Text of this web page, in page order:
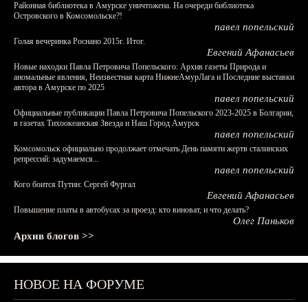
Районная библиотека в Амурске уничтожена. На очереди библиотека
Островского в Комсомольске?!
павел попельский
Голая вечеринка Роснано 2015г. Итог.
Евгений Афанасьев
Новые находки Павла Петровича Попельского: Архив газеты Природа и
аномальные явления, Неизвестная карта НижнеАмурЛага и Последние выставки
автора в Амурске по 2025
павел попельский
Официальные публикации Павла Петровича Попельского 2023-2025 в Болгарии,
в газетах Тихоокеанская Звезда и Наш Город Амурск
павел попельский
Комсомольск официально продолжает отмечать День памяти жертв сталинских
репрессий: задумаемся...
павел попельский
Кого боится Путин: Сергей Фургал
Евгений Афанасьев
Повышение платы в автобусах за проезд: кто виноват, и что делать?
Олег Паньков
Архив блогов >>
НОВОЕ НА ФОРУМЕ